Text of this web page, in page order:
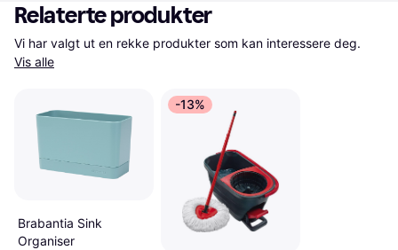
Relaterte produkter
Vis alle
Brabantia Sink
Organiser
-13%